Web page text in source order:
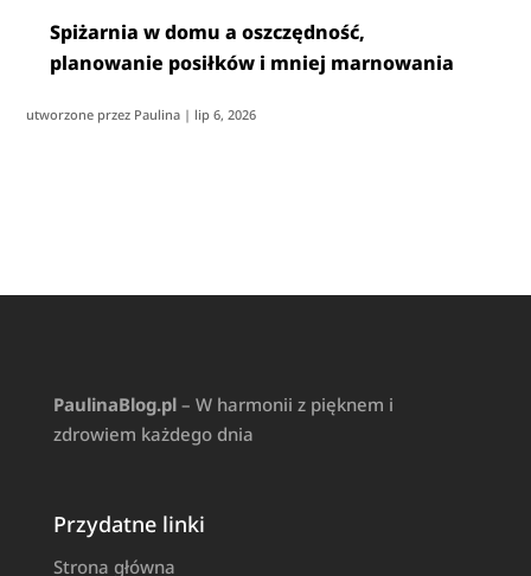
Spiżarnia w domu a oszczędność,
planowanie posiłków i mniej marnowania
utworzone przez Paulina | lip 6, 2026
PaulinaBlog.pl– W harmonii z pięknem i
zdrowiem każdego dnia
Przydatne linki
Strona główna